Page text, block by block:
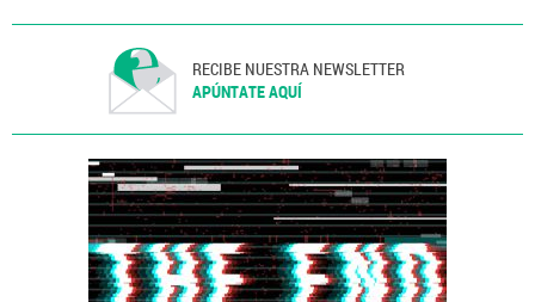
RECIBE NUESTRA NEWSLETTER
APÚNTATE AQUÍ